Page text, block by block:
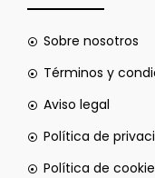
Sobre nosotros
Términos y
Aviso legal
Política de
Política de